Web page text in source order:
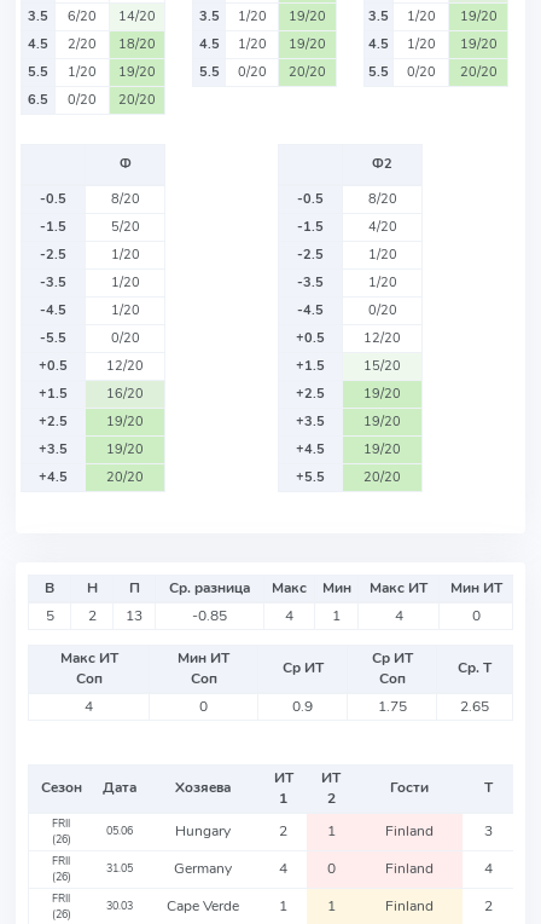
3.5
6/20
14/20
4.5
2/20
18/20
5.5
1/20
19/20
6.5
0/20 20/20
3.5
1/20
19/20
4.5
1/20
19/20
5.5
0/20 20/20
3.5
1/20
19/20
4.5
1/20
19/20
5.5
0/20 20/20
Ф
-0.5
8/20
-1.5
5/20
-2.5
1/20
-3.5
1/20
-4.5
1/20
-5.5
0/20
+0.5
12/20
+1.5
16/20
+2.5
19/20
+3.5
19/20
+4.5
20/20
Ф2
-0.5
8/20
-1.5
4/20
-2.5
1/20
-3.5
1/20
-4.5
0/20
+0.5
12/20
+1.5
15/20
+2.5
19/20
+3.5
19/20
+4.5
19/20
+5.5
20/20
В Н П Ср. разница Макс Мин Макс ИТ
Мин ИТ
5
2 13 -0.85 4 1 4 0
Макс ИТ
Соп
Мин ИТ
Соп
Ср ИТ
Ср ИТ
Соп
Ср. Т
4
0 0.9 1.75 2.65
Сезон Дата Хозяева
ИТ
1
ИТ
2
Гости Т
FRII
(26)
05.06 Hungary 2 1 Finland 3
FRII
(26)
31.05 Germany 4 0 Finland 4
FRII
(26)
30.03 Cape Verde 1 1 Finland 2